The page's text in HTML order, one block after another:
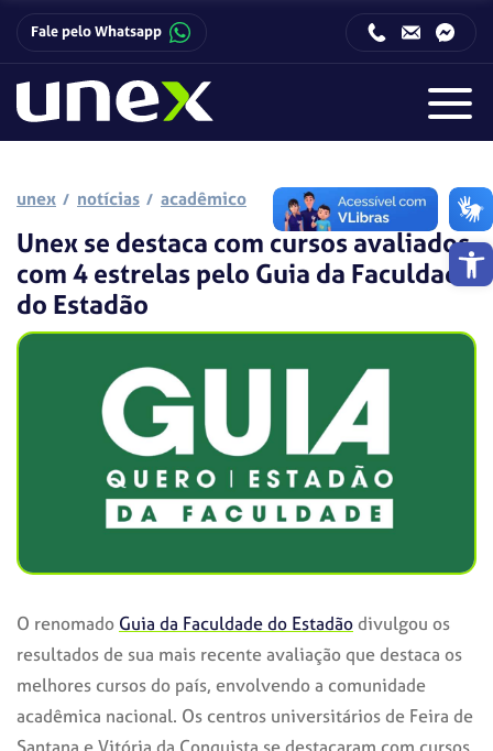
Barra
Fale pelo Whatsapp
unex notícias acadêmico
Unex se destaca com cursos avaliados
com 4 estrelas pelo Guia da Faculdade
do Estadão
O renomado Guia da Faculdade do Estadãodivulgou os
resultados de sua mais recente avaliação que destaca os
melhores cursos do país, envolvendo a comunidade
acadêmica nacional. Os centros universitários de Feira de